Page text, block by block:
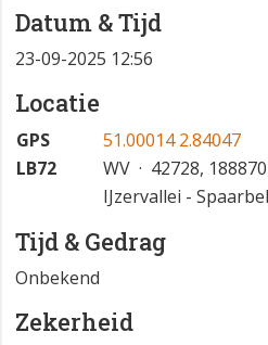
Datum & Tijd
23-09-2025 12:56
Locatie
GPS
51.00014 2.84047
LB72
WV · 42728, 188870
IJzervallei -
Tijd & Gedrag
Onbekend
Zekerheid